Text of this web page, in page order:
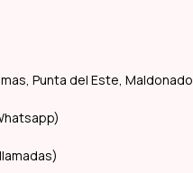
Punta del Este, Maldonado